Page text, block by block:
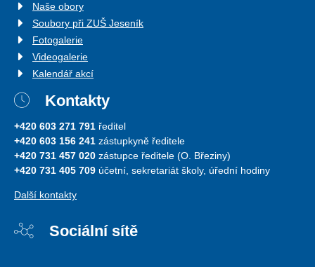
Naše obory
Soubory při ZUŠ Jeseník
Fotogalerie
Videogalerie
Kalendář akcí
Kontakty
+420 603 271 791 ředitel
+420 603 156 241 zástupkyně ředitele
+420 731 457 020 zástupce ředitele (O. Březiny)
+420 731 405 709 účetní, sekretariát školy, úřední hodiny
Další kontakty
Sociální sítě